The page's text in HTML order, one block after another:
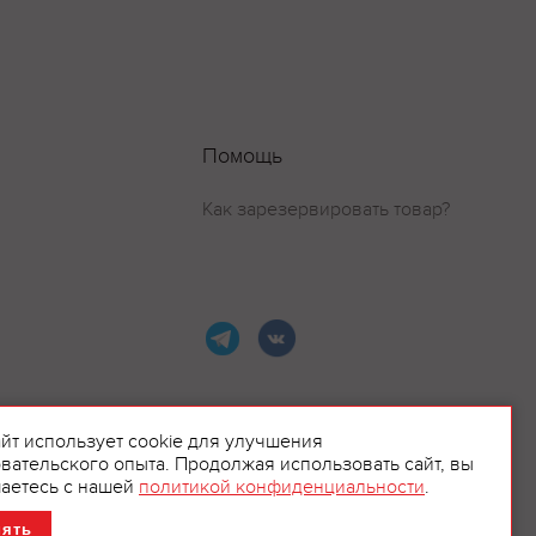
Помощь
Как зарезервировать товар?
использует cookie для улучшения
опыта. Продолжая использовать сайт, вы
с нашей политикой конфиденциальности.